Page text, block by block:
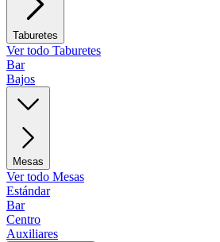
Taburetes
Ver todo Taburetes
Bar
Bajos
Mesas
Ver todo Mesas
Estándar
Bar
Centro
Auxiliares